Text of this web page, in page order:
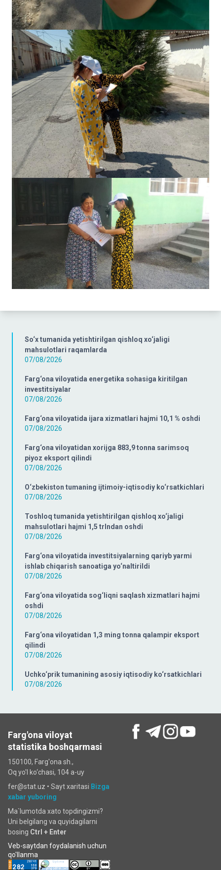
So‘x tumanida yetishtirilgan qishloq xo‘jaligi
mahsulotlari raqamlarda
07/08/2026
Farg‘ona viloyatida energetika sohasiga kiritilgan
investitsiyalar
07/08/2026
Farg‘ona viloyatida ijara xizmatlari hajmi 10,1 % oshdi
07/08/2026
Farg‘ona viloyatidan xorijga 883,9 tonna sarimsoq
piyoz eksport qilindi
07/08/2026
O‘zbekiston tumaning ijtimoiy-iqtisodiy ko‘rsatkichlari
07/08/2026
Toshloq tumanida yetishtirilgan qishloq xo‘jaligi
mahsulotlari hajmi 1,5 trlndan oshdi
07/08/2026
Farg‘ona viloyatida investitsiyalarning qariyb yarmi
ishlab chiqarish sanoatiga yo‘naltirildi
07/08/2026
Farg‘ona viloyatida sog‘liqni saqlash xizmatlari hajmi
oshdi
07/08/2026
Farg‘ona viloyatidan 1,3 ming tonna qalampir eksport
qilindi
07/08/2026
Uchko‘prik tumanining asosiy iqtisodiy ko‘rsatkichlari
07/08/2026
Farg'ona viloyat
statistika boshqarmasi
150100, Farg'ona sh.,
Oq yo'l ko‘chаsi, 104 a-uy
fer@stat.uz • Sayt xaritasi Bizga
xabar yuboring
Ma`lumotda xato topdingizmi?
Uni belgilang va quyidagilarni
bosing Ctrl + Enter
Veb-saytdan foydalanish uchun
qo'llanma